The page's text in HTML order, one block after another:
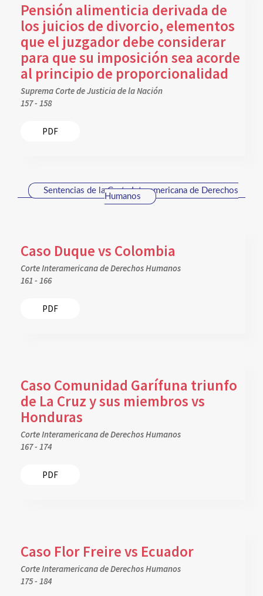
Pensión alimenticia derivada de
los juicios de divorcio, elementos
que el juzgador debe considerar
para que su imposición sea acorde
al principio de proporcionalidad
Suprema Corte de Justicia de la Nación
157 - 158
PDF
Sentencias de la Corte Interamericana de Derechos
Humanos
Caso Duque vs Colombia
Corte Interamericana de Derechos Humanos
161 - 166
PDF
Caso Comunidad Garífuna triunfo
de La Cruz y sus miembros vs
Honduras
Corte Interamericana de Derechos Humanos
167 - 174
PDF
Caso Flor Freire vs Ecuador
Corte Interamericana de Derechos Humanos
175 - 184